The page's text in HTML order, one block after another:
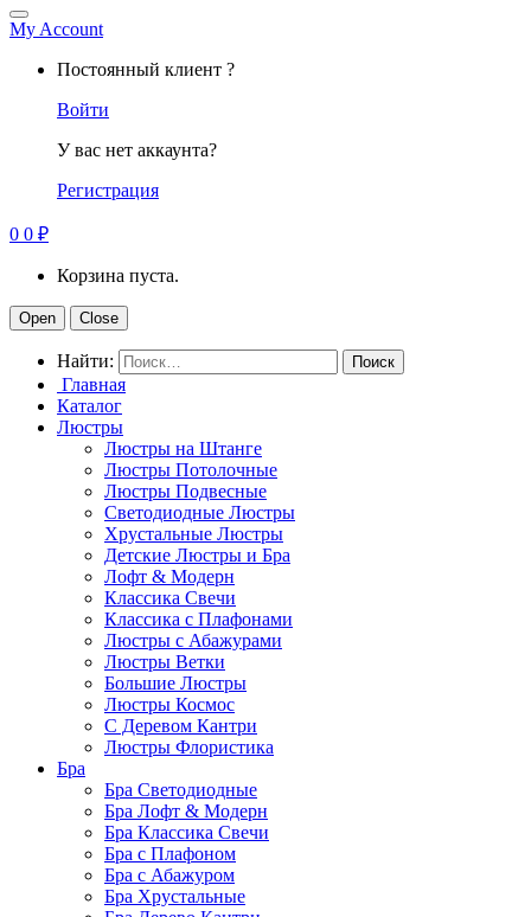
My Account
Постоянный клиент ?
Войти
У вас нет аккаунта?
Регистрация
0 0 ₽
Корзина пуста.
Open Close
Найти:
Главная
Каталог
Люстры
Люстры на Штанге
Люстры Потолочные
Люстры Подвесные
Светодиодные Люстры
Хрустальные Люстры
Детские Люстры и Бра
Лофт & Модерн
Классика Свечи
Классика с Плафонами
Люстры с Абажурами
Люстры Ветки
Большие Люстры
Люстры Космос
С Деревом Кантри
Люстры Флористика
Бра
Бра Светодиодные
Бра Лофт & Модерн
Бра Классика Свечи
Бра с Плафоном
Бра с Абажуром
Бра Хрустальные